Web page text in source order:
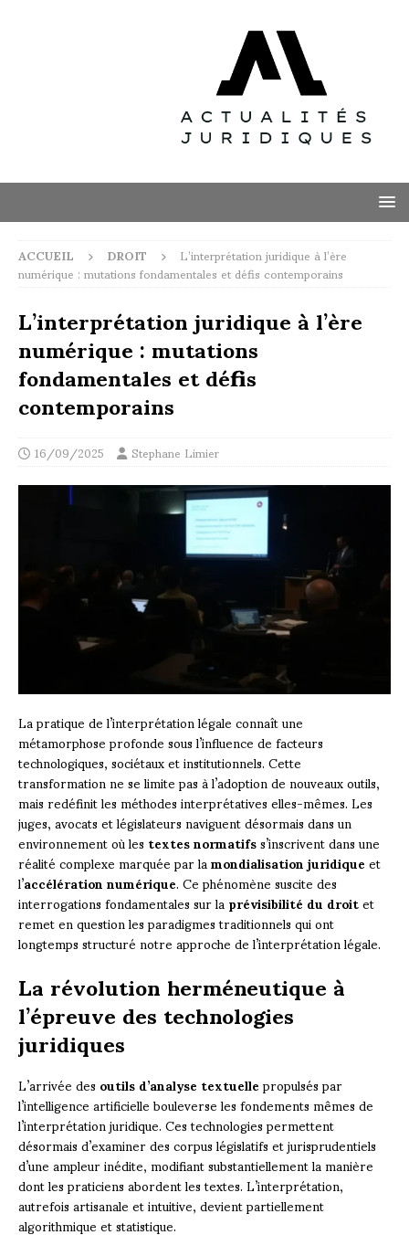
ACCUEIL DROIT L’interprétation juridique à l’ère
numérique : mutations fondamentales et défis contemporains
L’interprétation juridique à l’ère
numérique : mutations
fondamentales et défis
contemporains
16/09/2025 Stephane Limier
La pratique de l’interprétation légale connaît une
métamorphose profonde sous l’influence de facteurs
technologiques, sociétaux et institutionnels. Cette
transformation ne se limite pas à l’adoption de nouveaux outils,
mais redéfinit les méthodes interprétatives elles-mêmes. Les
juges, avocats et législateurs naviguent désormais dans un
environnement où lestextes normatifss’inscrivent dans une
réalité complexe marquée par lamondialisation juridiqueet
l’accélération numérique. Ce phénomène suscite des
interrogations fondamentales sur laprévisibilité du droitet
remet en question les paradigmes traditionnels qui ont
longtemps structuré notre approche de l’interprétation légale.
La révolution herméneutique à
l’épreuve des technologies
juridiques
L’arrivée desoutils d’analyse textuellepropulsés par
l’intelligence artificielle bouleverse les fondements mêmes de
l’interprétation juridique. Ces technologies permettent
désormais d’examiner des corpus législatifs et jurisprudentiels
d’une ampleur inédite, modifiant substantiellement la manière
dont les praticiens abordent les textes. L’interprétation,
autrefois artisanale et intuitive, devient partiellement
algorithmique et statistique.